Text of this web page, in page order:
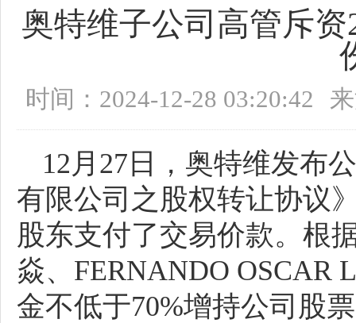
奥特维子公司高管斥
时间：2024-12-28 03:20:42
12月27日，奥特维发布
有限公司之股权转让协议
股东支付了交易价款。根
焱、FERNANDO OSCAR
金不低于70%增持公司股